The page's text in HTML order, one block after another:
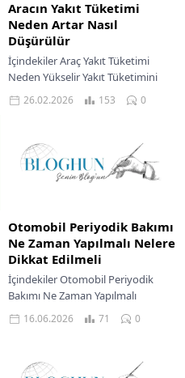
Aracın Yakıt Tüketimi
Neden Artar Nasıl
Düşürülür
İçindekiler Araç Yakıt Tüketimi
Neden Yükselir Yakıt Tüketimini
Düşürme Yöntemleri Akıllı
Sistemler Ve Kullanıcı Deneyimi
Değerlendirmesi...
26.02.2026 153 0
Otomobil Periyodik Bakımı
Ne Zaman Yapılmalı Nelere
Dikkat Edilmeli
İçindekiler Otomobil Periyodik
Bakımı Ne Zaman Yapılmalı
Periyodik Bakım Esnasında Nelere
Dikkat Edilmeli Sürüş Deneyimi Ve
16.06.2026 71 0